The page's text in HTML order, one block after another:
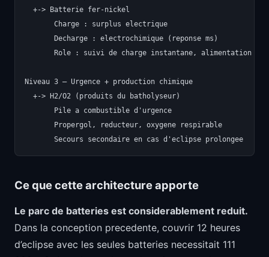
  +-> Batterie fer-nickel
       Charge : surplus electrique
       Decharge : electrochimique (reponse ms)
Role : suivi de charge instantane, alimentation de
Niveau 3 — Urgence + production chimique
  +-> H2/O2 (produits du batholyseur)
       Pile a combustible d'urgence
       Propergol, reducteur, oxygene respirable
Ce que cette architecture apporte
Le parc de batteries est considerablement reduit.
Dans la conception precedente, couvrir 12 heures
d’eclipse avec les seules batteries necessitait 111